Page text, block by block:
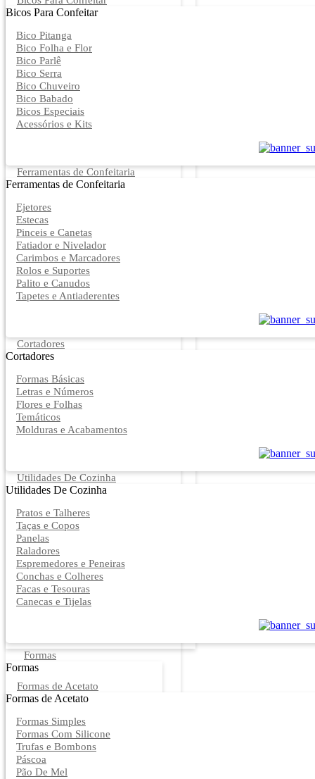
Bicos Para Confeitar
Bico Pitanga
Bico Folha e Flor
Bico Parlê
Bico Serra
Bico Chuveiro
Bico Babado
Bicos Especiais
Acessórios e Kits
Ferramentas de Confeitaria
Ferramentas de Confeitaria
Ejetores
Estecas
Pinceis e Canetas
Fatiador e Nivelador
Carimbos e Marcadores
Rolos e Suportes
Palito e Canudos
Tapetes e Antiaderentes
Cortadores
Cortadores
Formas Básicas
Letras e Números
Flores e Folhas
Temáticos
Molduras e Acabamentos
Utilidades De Cozinha
Utilidades De Cozinha
Pratos e Talheres
Taças e Copos
Panelas
Raladores
Espremedores e Peneiras
Conchas e Colheres
Facas e Tesouras
Canecas e Tijelas
Formas
Formas
Formas de Acetato
Formas de Acetato
Formas Simples
Formas Com Silicone
Trufas e Bombons
Páscoa
Pão De Mel